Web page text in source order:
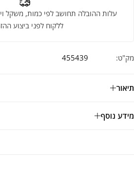
עלות ההובלה תחושב לפי כמות, משקל
ללקוח לפני ביצוע
מק"ט: 455439
תיאור
מידע נוסף